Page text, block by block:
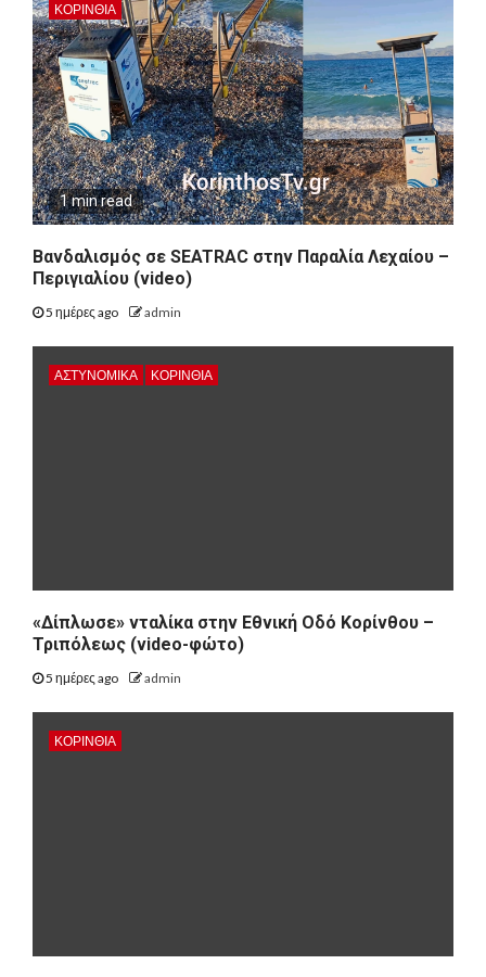
ΚΟΡΙΝΘΊΑ
1 min read
Βανδαλισμός σε SEATRAC στην Παραλία Λεχαίου –
Περιγιαλίου (video)
5 ημέρες ago admin
ΑΣΤΥΝΟΜΙΚΑ ΚΟΡΙΝΘΊΑ
«Δίπλωσε» νταλίκα στην Εθνική Oδό Κορίνθου –
Τριπόλεως (video-φώτο)
5 ημέρες ago admin
ΚΟΡΙΝΘΊΑ